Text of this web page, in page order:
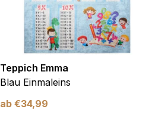
Teppich Emma
Blau Einmaleins
ab €34,99